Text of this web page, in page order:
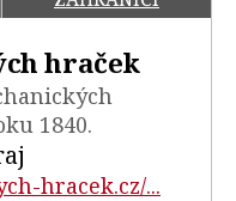
hraček
1840.
hracek.cz/...